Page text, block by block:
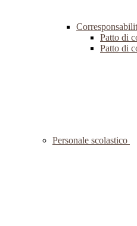
Patto di
Patto di
Personale scolastico